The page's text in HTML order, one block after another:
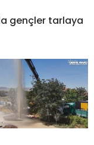
gençler tarlaya